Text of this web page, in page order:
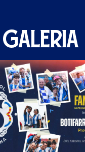
GALERIA